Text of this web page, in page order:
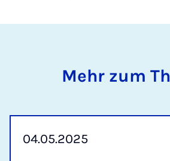
Mehr zum
04.05.2025